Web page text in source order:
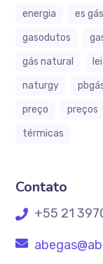
energia
es gás
gasodutos
gás natural
naturgy
preço
preços
térmicas
Contato
+55 21